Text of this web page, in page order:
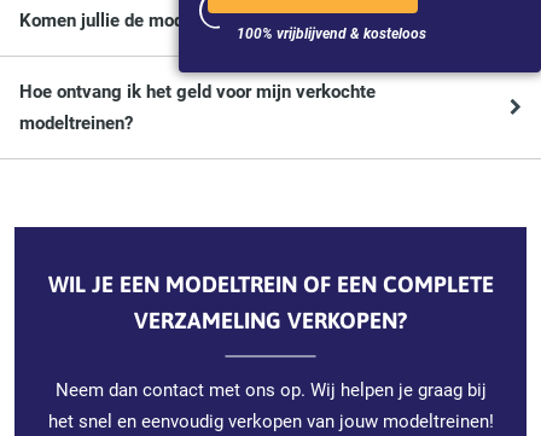
Komen jullie de modeltreinen ophalen?
Hoe ontvang ik het geld voor mijn verkochte
modeltreinen?
WIL JE EEN MODELTREIN OF EEN COMPLETE
VERZAMELING VERKOPEN?
Neem dan contact met ons op. Wij helpen je graag bij
het snel en eenvoudig verkopen van jouw modeltreinen!
100% vrijblijvend & kosteloos